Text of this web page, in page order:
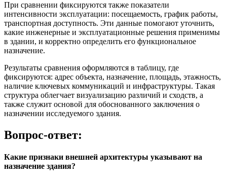
При сравнении фиксируются также показатели
интенсивности эксплуатации: посещаемость, график работы,
транспортная доступность. Эти данные помогают уточнить,
какие инженерные и эксплуатационные решения применимы
в здании, и корректно определить его функциональное
назначение.
Результаты сравнения оформляются в таблицу, где
фиксируются: адрес объекта, назначение, площадь, этажность,
наличие ключевых коммуникаций и инфраструктуры. Такая
структура облегчает визуализацию различий и сходств, а
также служит основой для обоснованного заключения о
назначении исследуемого здания.
Вопрос-ответ:
Какие признаки внешней архитектуры указывают на
назначение здания?